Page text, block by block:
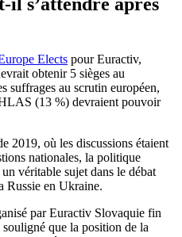
Elects pour Euractiv,
obtenir 5 sièges au
suffrages au scrutin européen,
(13 %) devraient pouvoir
2019, où les discussions étaient
nationales, la politique
véritable sujet dans le débat
Russie en Ukraine.
par Euractiv Slovaquie fin
que la position de la